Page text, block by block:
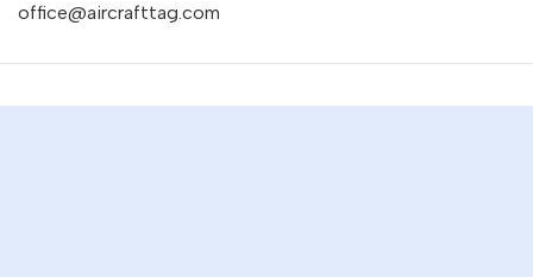
office@aircrafttag.com